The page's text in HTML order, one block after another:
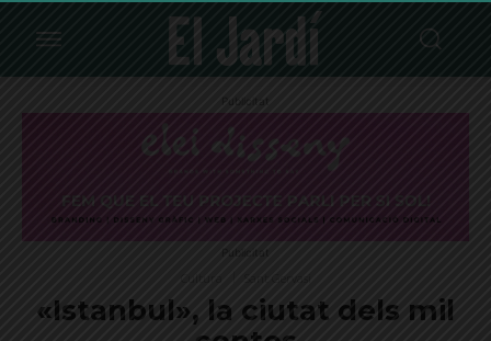
Publicitat
Publicitat
«Istanbul», la ciutat dels mil